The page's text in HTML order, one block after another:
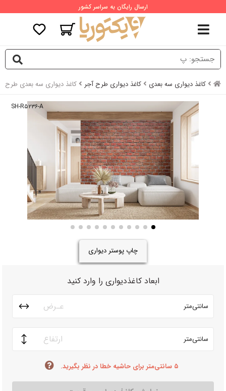
ارسال رایگان به سراسر کشور
کاغذ دیواری سه بعدی کاغذ دیواری طرح آجر کاغذ دیواری سه بعدی طرح
SH-R۵۲۳۶-A
چاپ پوستر دیواری
ابعاد کاغذدیواری را وارد کنید
سانتی‌متر
سانتی‌متر
۵ سانتی‌متر برای حاشیه خطا در نظر بگیرید.